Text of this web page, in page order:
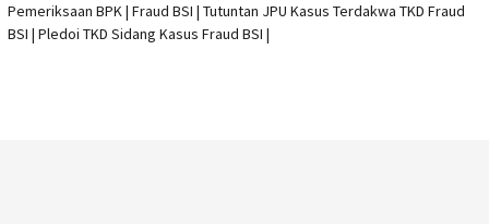
Pemeriksaan BPK | Fraud BSI | Tutuntan JPU Kasus Terdakwa TKD Fraud
BSI | Pledoi TKD Sidang Kasus Fraud BSI |